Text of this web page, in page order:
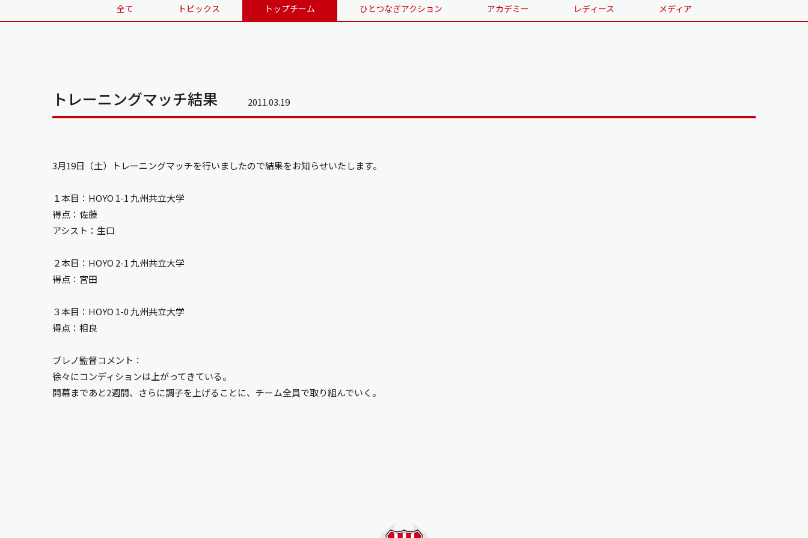
全て トピックス トップチーム ひとつなぎアクション アカデミー レディース メディア
トレーニングマッチ結果 2011.03.19
3月19日（土）トレーニングマッチを行いましたので結果をお知らせいたします。
１本目：HOYO 1-1 九州共立大学
得点：佐藤
アシスト：生口
２本目：HOYO 2-1 九州共立大学
得点：宮田
３本目：HOYO 1-0 九州共立大学
得点：相良
ブレノ監督コメント：
徐々にコンディションは上がってきている。
開幕まであと2週間、さらに調子を上げることに、チーム全員で取り組んでいく。